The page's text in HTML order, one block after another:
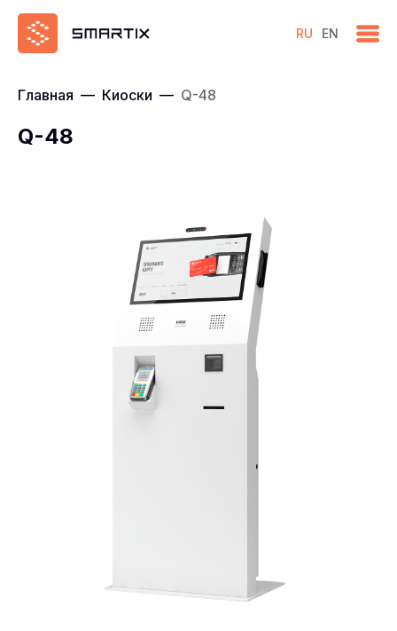
RU EN
Главная — Киоски — Q-48
Q-48